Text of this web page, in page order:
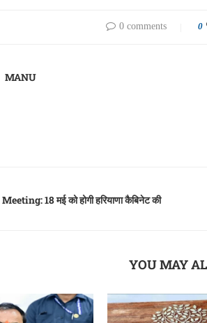
0 comments 0
MANU
18 मई को होगी हरियाणा कैबिनेट की
YOU MAY